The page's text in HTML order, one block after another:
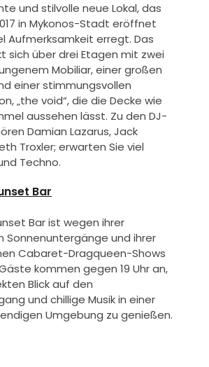
und stilvolle neue Lokal, das
in Mykonos-Stadt eröffnet
Aufmerksamkeit erregt. Das
sich über drei Etagen mit zwei
Mobiliar, einer großen
einer stimmungsvollen
„the void“, die die Decke wie
aussehen lässt. Zu den DJ-
Damian Lazarus, Jack
Troxler; erwarten Sie viel
Techno.
Bar
Bar ist wegen ihrer
Sonnenuntergänge und ihrer
Cabaret-Dragqueen-Shows
kommen gegen 19 Uhr an,
Blick auf den
und chillige Musik in einer
Umgebung zu genießen.